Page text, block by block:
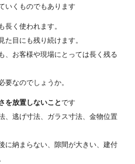
いくものでもあります
長く使われます。
た目にも残り続けます。
、お客様や現場にとっては長く残る
要なのでしょうか。
を放置しないことです
、逃げ寸法、ガラス寸法、金物位置
に納まらない、隙間が大きい、建付